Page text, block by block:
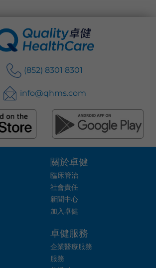
(852) 8301 8301
info@qhms.com
關於卓健
臨床管治
社會責任
新聞中心
加入卓健
卓健服務
企業醫療服務
服務